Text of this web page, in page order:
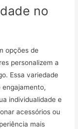
no
opções de
personalizem a
Essa variedade
individualidade e
acessórios ou
mais